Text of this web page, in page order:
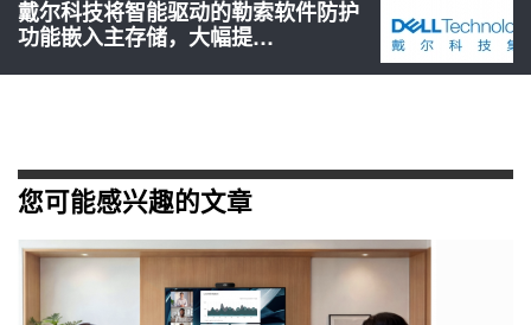
戴尔科技将智能驱动的勒索软件防护
功能嵌入主存储，大幅提…
您可能感兴趣的文章